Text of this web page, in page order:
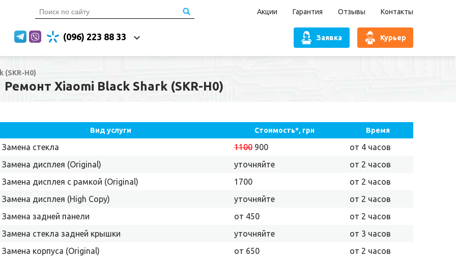
Акции Гарантия Отзывы Контакты
(096) 223 88 33 Курьер
Заявка
(SKR-H0)
Ремонт Xiaomi Black Shark (SKR-H0)
Вид услуги Стоимость*, грн Время
Замена стекла 1100 900
от 4 часов
Замена дисплея (Original)
уточняйте
от 2 часов
Замена дисплея с рамкой (Original)
1700
от 2 часов
Замена дисплея (High Copy)
уточняйте
от 2 часов
Замена задней панели
от 450
от 2 часов
Замена стекла задней крышки
уточняйте
от 3 часов
Замена корпуса (Original)
от 650
от 2 часов